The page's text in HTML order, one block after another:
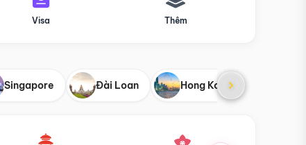
Visa Thêm
Singapore Đài Loan Hong Kong